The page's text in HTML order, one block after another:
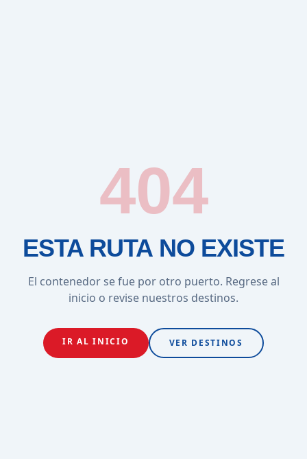
404
ESTA RUTA NO EXISTE
El contenedor se fue por otro puerto. Regrese al
inicio o revise nuestros destinos.
IR AL INICIO VER DESTINOS